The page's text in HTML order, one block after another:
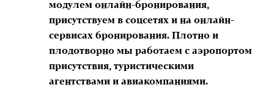
модулем онлайн-бронирования,
присутствуем в соцсетях и на онлайн-
сервисах бронирования. Плотно и
плодотворно мы работаем с аэропортом
присутствия, туристическими
агентствами и авиакомпаниями.